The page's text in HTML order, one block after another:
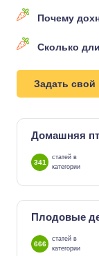
Почему
Сколько
Задать свой
Домашняя
341
статей в
категории
Плодовые
666
статей в
категории